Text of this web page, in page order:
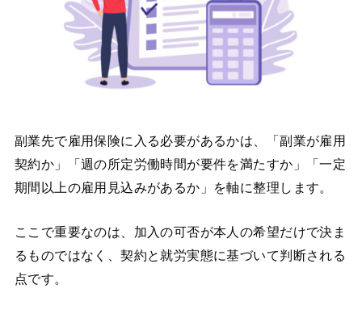
副業先で雇用保険に入る必要があるかは、「副業が雇用
契約か」「週の所定労働時間が要件を満たすか」「一定
期間以上の雇用見込みがあるか」を軸に整理します。
ここで重要なのは、加入の可否が本人の希望だけで決ま
るものではなく、契約と就労実態に基づいて判断される
点です。